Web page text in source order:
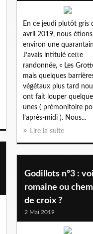
En ce jeudi plutôt gris
avril 2019, nous étions
environ une
J’avais intitulé cette
randonnée, « Les
mais quelques
végétaux plus tard
ont fait louper
unes ( prémonitoire
l’après-midi ). Nous...
Lire la suite
Godillots n°3 :
romaine ou
de croix ?
2 Mai 2019